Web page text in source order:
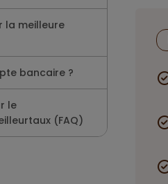
la meilleure
bancaire ?
le
(FAQ)